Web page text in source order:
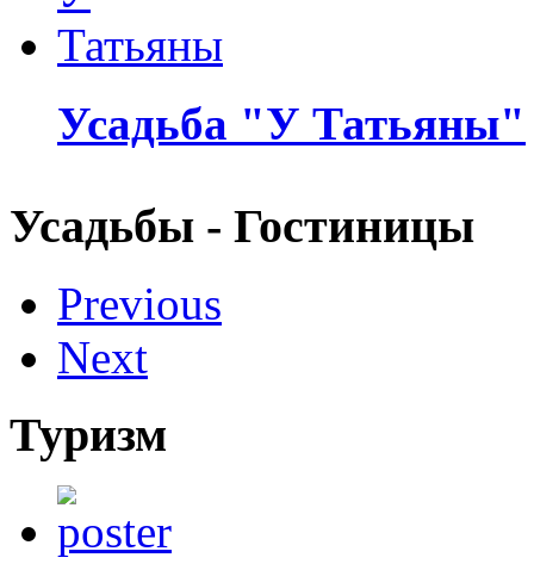
Усадьба "У Татьяны"
Усадьбы - Гостиницы
Previous
Next
Туризм